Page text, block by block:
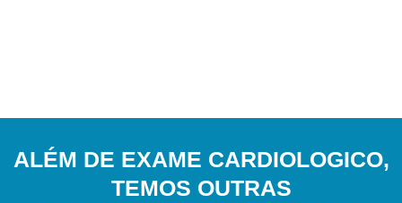
ALÉM DE EXAME CARDIOLOGICO,
TEMOS OUTRAS